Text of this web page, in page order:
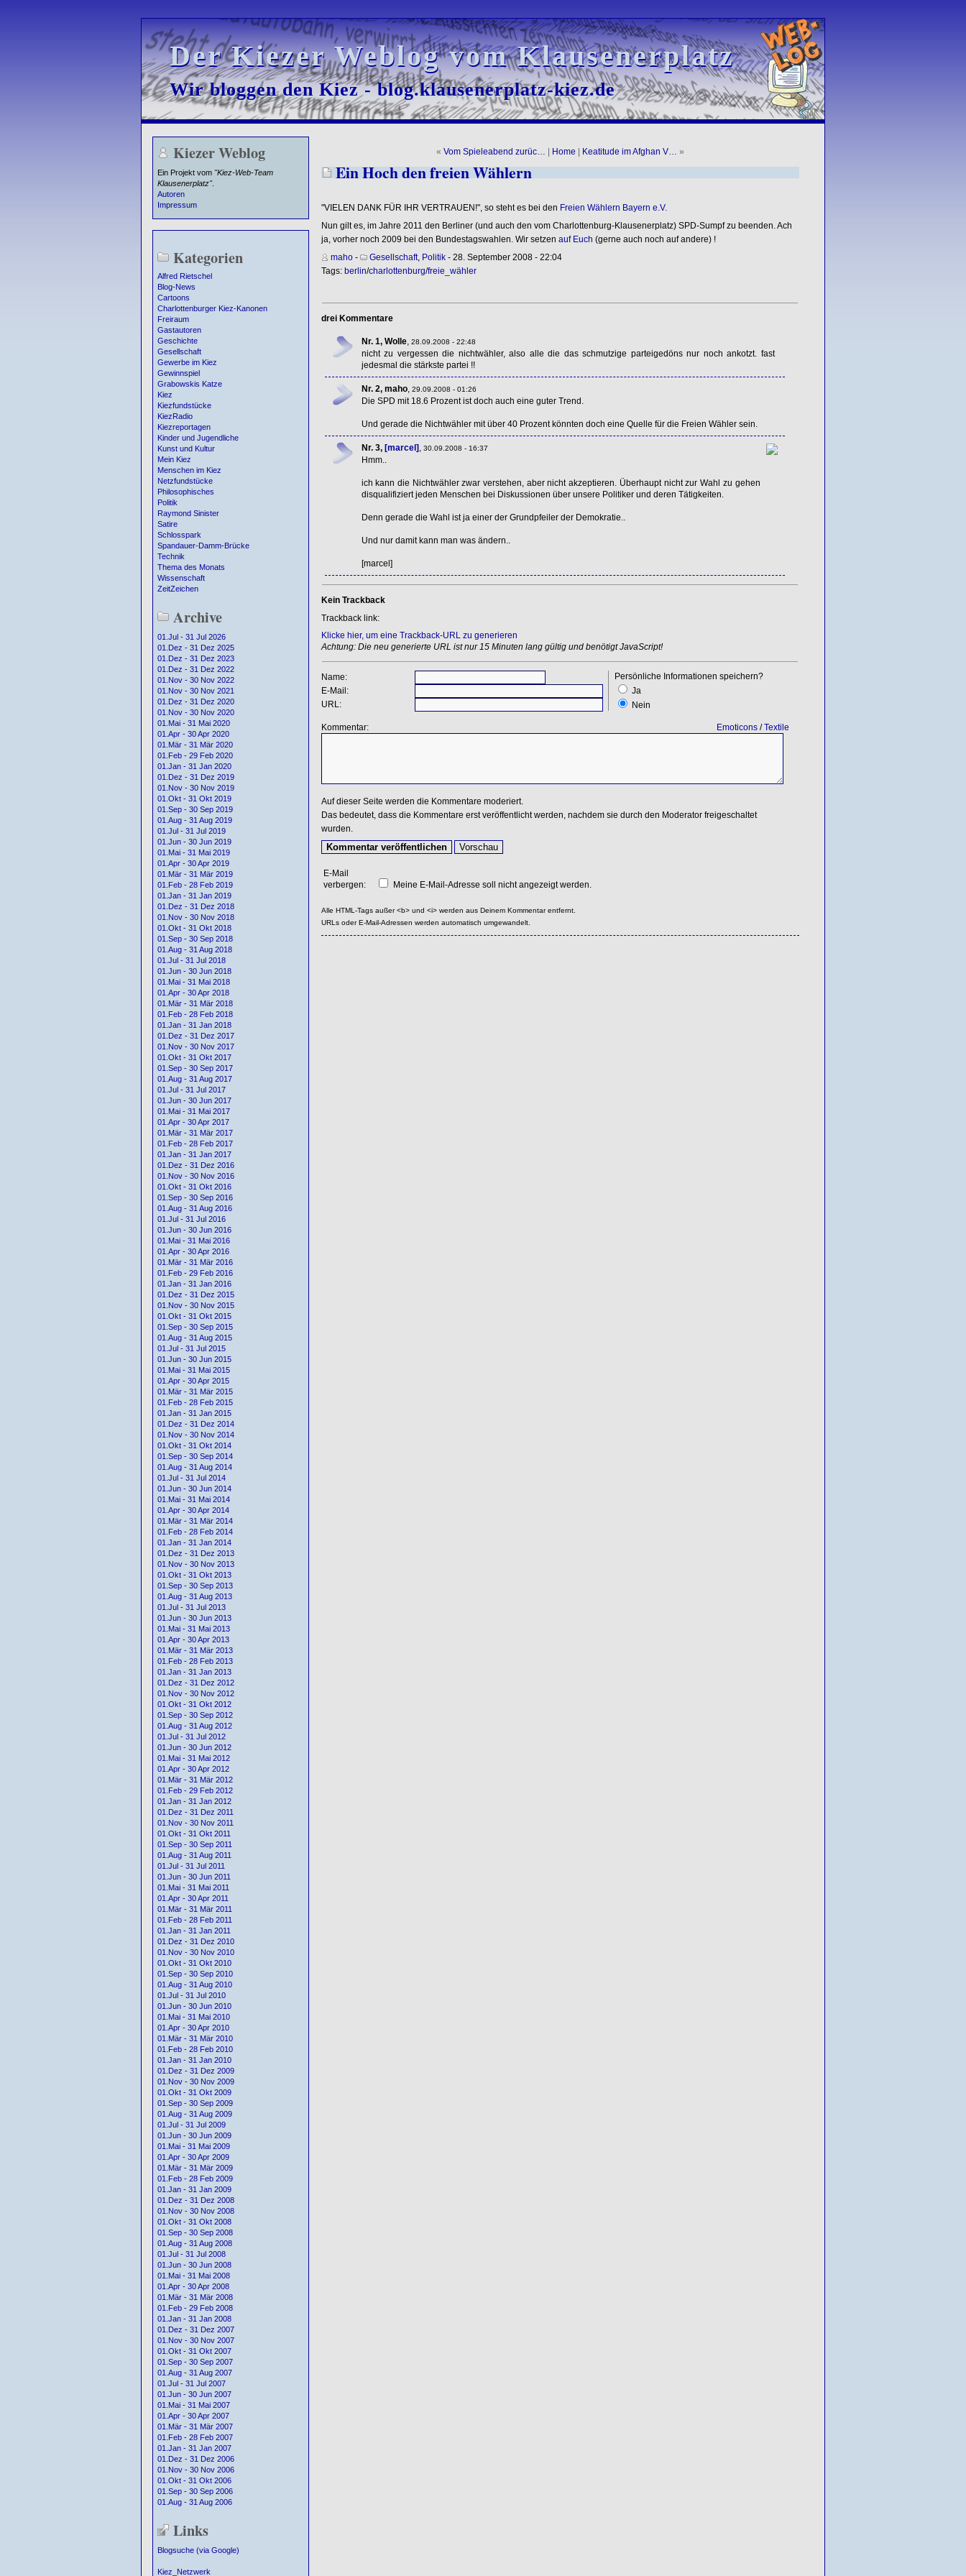
Der Kiezer Weblog vom Klausenerplatz
Der Kiezer Weblog vom Klausenerplatz
Wir bloggen den Kiez - blog.klausenerplatz-kiez.de
Wir bloggen den Kiez - blog.klausenerplatz-kiez.de
Kiezer Weblog
Ein Projekt vom "Kiez-Web-Team
Klausenerplatz".
Autoren
Impressum
Kategorien
Alfred Rietschel
Blog-News
Cartoons
Charlottenburger Kiez-Kanonen
Freiraum
Gastautoren
Geschichte
Gesellschaft
Gewerbe im Kiez
Gewinnspiel
Grabowskis Katze
Kiez
Kiezfundstücke
KiezRadio
Kiezreportagen
Kinder und Jugendliche
Kunst und Kultur
Mein Kiez
Menschen im Kiez
Netzfundstücke
Philosophisches
Politik
Raymond Sinister
Satire
Schlosspark
Spandauer-Damm-Brücke
Technik
Thema des Monats
Wissenschaft
ZeitZeichen
Archive
01.Jul - 31 Jul 2026
01.Dez - 31 Dez 2025
01.Dez - 31 Dez 2023
01.Dez - 31 Dez 2022
01.Nov - 30 Nov 2022
01.Nov - 30 Nov 2021
01.Dez - 31 Dez 2020
01.Nov - 30 Nov 2020
01.Mai - 31 Mai 2020
01.Apr - 30 Apr 2020
01.Mär - 31 Mär 2020
01.Feb - 29 Feb 2020
01.Jan - 31 Jan 2020
01.Dez - 31 Dez 2019
01.Nov - 30 Nov 2019
01.Okt - 31 Okt 2019
01.Sep - 30 Sep 2019
01.Aug - 31 Aug 2019
01.Jul - 31 Jul 2019
01.Jun - 30 Jun 2019
01.Mai - 31 Mai 2019
01.Apr - 30 Apr 2019
01.Mär - 31 Mär 2019
01.Feb - 28 Feb 2019
01.Jan - 31 Jan 2019
01.Dez - 31 Dez 2018
01.Nov - 30 Nov 2018
01.Okt - 31 Okt 2018
01.Sep - 30 Sep 2018
01.Aug - 31 Aug 2018
01.Jul - 31 Jul 2018
01.Jun - 30 Jun 2018
01.Mai - 31 Mai 2018
01.Apr - 30 Apr 2018
01.Mär - 31 Mär 2018
01.Feb - 28 Feb 2018
01.Jan - 31 Jan 2018
01.Dez - 31 Dez 2017
01.Nov - 30 Nov 2017
01.Okt - 31 Okt 2017
01.Sep - 30 Sep 2017
01.Aug - 31 Aug 2017
01.Jul - 31 Jul 2017
01.Jun - 30 Jun 2017
01.Mai - 31 Mai 2017
01.Apr - 30 Apr 2017
01.Mär - 31 Mär 2017
01.Feb - 28 Feb 2017
01.Jan - 31 Jan 2017
01.Dez - 31 Dez 2016
01.Nov - 30 Nov 2016
01.Okt - 31 Okt 2016
01.Sep - 30 Sep 2016
01.Aug - 31 Aug 2016
01.Jul - 31 Jul 2016
01.Jun - 30 Jun 2016
01.Mai - 31 Mai 2016
01.Apr - 30 Apr 2016
01.Mär - 31 Mär 2016
01.Feb - 29 Feb 2016
01.Jan - 31 Jan 2016
01.Dez - 31 Dez 2015
01.Nov - 30 Nov 2015
01.Okt - 31 Okt 2015
01.Sep - 30 Sep 2015
01.Aug - 31 Aug 2015
01.Jul - 31 Jul 2015
01.Jun - 30 Jun 2015
01.Mai - 31 Mai 2015
01.Apr - 30 Apr 2015
01.Mär - 31 Mär 2015
01.Feb - 28 Feb 2015
01.Jan - 31 Jan 2015
01.Dez - 31 Dez 2014
01.Nov - 30 Nov 2014
01.Okt - 31 Okt 2014
01.Sep - 30 Sep 2014
01.Aug - 31 Aug 2014
01.Jul - 31 Jul 2014
01.Jun - 30 Jun 2014
01.Mai - 31 Mai 2014
01.Apr - 30 Apr 2014
01.Mär - 31 Mär 2014
01.Feb - 28 Feb 2014
01.Jan - 31 Jan 2014
01.Dez - 31 Dez 2013
01.Nov - 30 Nov 2013
01.Okt - 31 Okt 2013
01.Sep - 30 Sep 2013
01.Aug - 31 Aug 2013
01.Jul - 31 Jul 2013
01.Jun - 30 Jun 2013
01.Mai - 31 Mai 2013
01.Apr - 30 Apr 2013
01.Mär - 31 Mär 2013
01.Feb - 28 Feb 2013
01.Jan - 31 Jan 2013
01.Dez - 31 Dez 2012
01.Nov - 30 Nov 2012
01.Okt - 31 Okt 2012
01.Sep - 30 Sep 2012
01.Aug - 31 Aug 2012
01.Jul - 31 Jul 2012
01.Jun - 30 Jun 2012
01.Mai - 31 Mai 2012
01.Apr - 30 Apr 2012
01.Mär - 31 Mär 2012
01.Feb - 29 Feb 2012
01.Jan - 31 Jan 2012
01.Dez - 31 Dez 2011
01.Nov - 30 Nov 2011
01.Okt - 31 Okt 2011
01.Sep - 30 Sep 2011
01.Aug - 31 Aug 2011
01.Jul - 31 Jul 2011
01.Jun - 30 Jun 2011
01.Mai - 31 Mai 2011
01.Apr - 30 Apr 2011
01.Mär - 31 Mär 2011
01.Feb - 28 Feb 2011
01.Jan - 31 Jan 2011
01.Dez - 31 Dez 2010
01.Nov - 30 Nov 2010
01.Okt - 31 Okt 2010
01.Sep - 30 Sep 2010
01.Aug - 31 Aug 2010
01.Jul - 31 Jul 2010
01.Jun - 30 Jun 2010
01.Mai - 31 Mai 2010
01.Apr - 30 Apr 2010
01.Mär - 31 Mär 2010
01.Feb - 28 Feb 2010
01.Jan - 31 Jan 2010
01.Dez - 31 Dez 2009
01.Nov - 30 Nov 2009
01.Okt - 31 Okt 2009
01.Sep - 30 Sep 2009
01.Aug - 31 Aug 2009
01.Jul - 31 Jul 2009
01.Jun - 30 Jun 2009
01.Mai - 31 Mai 2009
01.Apr - 30 Apr 2009
01.Mär - 31 Mär 2009
01.Feb - 28 Feb 2009
01.Jan - 31 Jan 2009
01.Dez - 31 Dez 2008
01.Nov - 30 Nov 2008
01.Okt - 31 Okt 2008
01.Sep - 30 Sep 2008
01.Aug - 31 Aug 2008
01.Jul - 31 Jul 2008
01.Jun - 30 Jun 2008
01.Mai - 31 Mai 2008
01.Apr - 30 Apr 2008
01.Mär - 31 Mär 2008
01.Feb - 29 Feb 2008
01.Jan - 31 Jan 2008
01.Dez - 31 Dez 2007
01.Nov - 30 Nov 2007
01.Okt - 31 Okt 2007
01.Sep - 30 Sep 2007
01.Aug - 31 Aug 2007
01.Jul - 31 Jul 2007
01.Jun - 30 Jun 2007
01.Mai - 31 Mai 2007
01.Apr - 30 Apr 2007
01.Mär - 31 Mär 2007
01.Feb - 28 Feb 2007
01.Jan - 31 Jan 2007
01.Dez - 31 Dez 2006
01.Nov - 30 Nov 2006
01.Okt - 31 Okt 2006
01.Sep - 30 Sep 2006
01.Aug - 31 Aug 2006
Links
Blogsuche (via Google)
Kiez_Netzwerk
« Vom Spieleabend zurüc… Home Keatitude im Afghan V… »
Ein Hoch den freien Wählern
"VIELEN DANK FÜR IHR VERTRAUEN!", so steht es bei den Freien Wählern Bayern e.V.
Nun gilt es, im Jahre 2011 den Berliner (und auch den vom Charlottenburg-Klausenerplatz) SPD-Sumpf zu beenden. Ach
ja, vorher noch 2009 bei den Bundestagswahlen. Wir setzen auf Euch (gerne auch noch auf andere) !
maho- Gesellschaft, Politik- 28. September 2008 - 22:04
Tags: berlin/charlottenburg/freie_wähler
drei Kommentare
Nr. 1, Wolle, 28.09.2008 - 22:48
nicht zu vergessen die nichtwähler, also alle die das schmutzige parteigedöns nur noch ankotzt. fast
jedesmal die stärkste partei !!
Nr. 2, maho, 29.09.2008 - 01:26
Die SPD mit 18.6 Prozent ist doch auch eine guter Trend.
Und gerade die Nichtwähler mit über 40 Prozent könnten doch eine Quelle für die Freien Wähler sein.
Nr. 3, [marcel], 30.09.2008 - 16:37
Hmm..
ich kann die Nichtwähler zwar verstehen, aber nicht akzeptieren. Überhaupt nicht zur Wahl zu gehen
disqualifiziert jeden Menschen bei Diskussionen über unsere Politiker und deren Tätigkeiten.
Denn gerade die Wahl ist ja einer der Grundpfeiler der Demokratie..
Und nur damit kann man was ändern..
[marcel]
Kein Trackback
Trackback link:
Klicke hier, um eine Trackback-URL zu generieren
Achtung: Die neu generierte URL ist nur 15 Minuten lang gültig und benötigt JavaScript!
Name:
Persönliche Informationen speichern?
Ja
Nein
E-Mail:
URL:
Kommentar: Emoticons/Textile
Auf dieser Seite werden die Kommentare moderiert.
Das bedeutet, dass die Kommentare erst veröffentlicht werden, nachdem sie durch den Moderator freigeschaltet
wurden.
E-Mail
verbergen:
Meine E-Mail-Adresse soll nicht angezeigt werden.
Alle HTML-Tags außer <b> und <i> werden aus Deinem Kommentar entfernt.
URLs oder E-Mail-Adressen werden automatisch umgewandelt.